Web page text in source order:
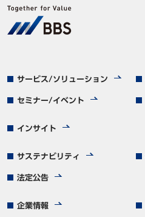
サービス/ソリューション
セミナー/イベント
インサイト
サステナビリティ
法定公告
企業情報